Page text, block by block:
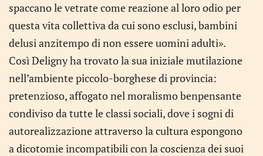
spaccano le vetrate come reazione al loro odio per
questa vita collettiva da cui sono esclusi, bambini
delusi anzitempo di non essere uomini adulti».
Così Deligny ha trovato la sua iniziale mutilazione
nell’ambiente piccolo-borghese di provincia:
pretenzioso, affogato nel moralismo benpensante
condiviso da tutte le classi sociali, dove i sogni di
autorealizzazione attraverso la cultura espongono
a dicotomie incompatibili con la coscienza dei suoi